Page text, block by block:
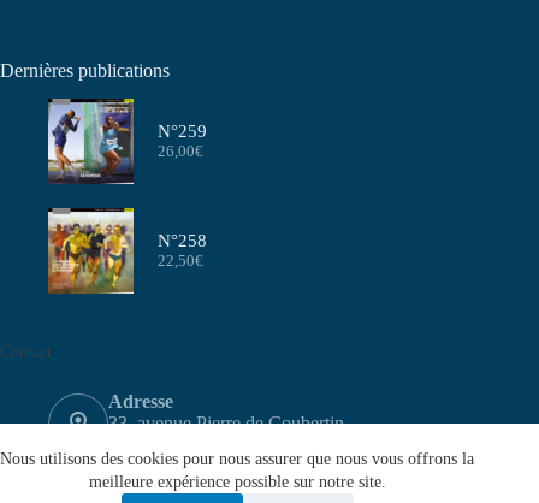
Nous utilisons des cookies pour nous assurer que nous vous offrons la
meilleure expérience possible sur notre site.
Dernières publications
N°259
26,00€
N°258
22,50€
Contact
Adresse
33, avenue Pierre de Coubertin
Email
contact@aeffa.fr